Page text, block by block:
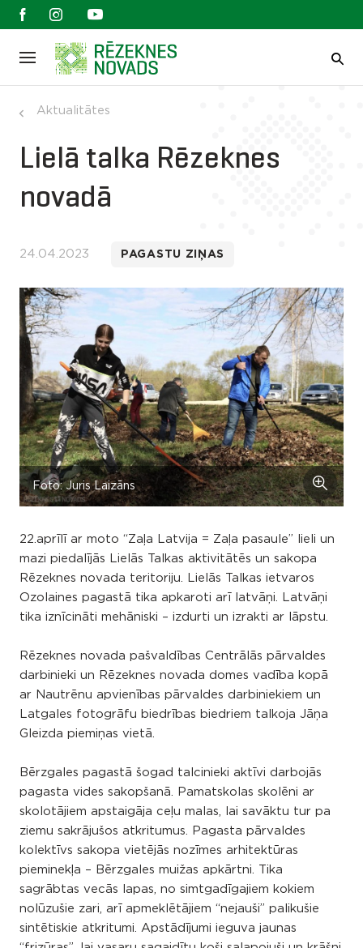
Aktualitātes
Lielā talka Rēzeknes
novadā
24.04.2023 PAGASTU ZIŅAS
Foto: Juris Laizāns
22.aprīlī ar moto “Zaļa Latvija = Zaļa pasaule” lieli un
mazi piedalījās Lielās Talkas aktivitātēs un sakopa
Rēzeknes novada teritoriju. Lielās Talkas ietvaros
Ozolaines pagastā tika apkaroti arī latvāņi. Latvāņi
tika iznīcināti mehāniski – izdurti un izrakti ar lāpstu.
Rēzeknes novada pašvaldības Centrālās pārvaldes
darbinieki un Rēzeknes novada domes vadība kopā
ar Nautrēnu apvienības pārvaldes darbiniekiem un
Latgales fotogrāfu biedrības biedriem talkoja Jāņa
Gleizda piemiņas vietā.
Bērzgales pagastā šogad talcinieki aktīvi darbojās
pagasta vides sakopšanā. Pamatskolas skolēni ar
skolotājiem apstaigāja ceļu malas, lai savāktu tur pa
ziemu sakrājušos atkritumus. Pagasta pārvaldes
kolektīvs sakopa vietējās nozīmes arhitektūras
pieminekļa – Bērzgales muižas apkārtni. Tika
sagrābtas vecās lapas, no simtgadīgajiem kokiem
nolūzušie zari, arī apmeklētājiem “nejauši” palikušie
sintētiskie atkritumi. Apstādījumi ieguva jaunas